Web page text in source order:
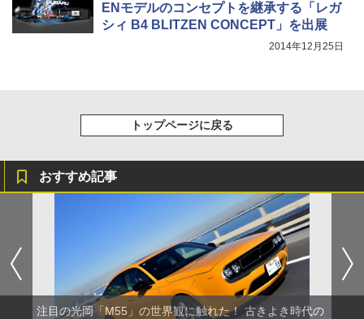
ENモデルのコンセプトを継承する「レガ
シィ B4 BLITZEN CONCEPT」を出展
2014年12月25日
トップページに戻る
おすすめ記事
注目の光岡「M55」の世界観に触れた！ 古きよき時代の